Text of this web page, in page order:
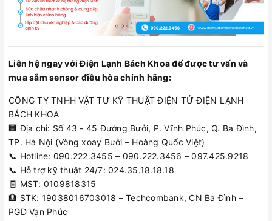
Liên hệ ngay với Điện Lạnh Bách Khoa để được tư vấn và
mua sắm sensor điều hòa chính hãng:
CÔNG TY TNHH VẬT TƯ KỸ THUẬT ĐIỆN TỬ ĐIỆN LẠNH
BÁCH KHOA
🏢 Địa chỉ: Số 43 - 45 Đường Bưởi, P. Vĩnh Phúc, Q. Ba Đình,
TP. Hà Nội (Vòng xoay Bưởi – Hoàng Quốc Việt)
📞 Hotline: 090.222.3455 – 090.222.3456 – 097.425.9218
📞 Hỗ trợ kỹ thuật 24/7: 024.35.18.18.18
🧾 MST: 0109818315
🏦 STK: 19038016703018 – Techcombank, CN Ba Đình –
PGD Vạn Phúc